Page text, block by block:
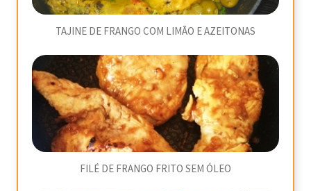
TAJINE DE FRANGO COM LIMÃO E AZEITONAS
FILÉ DE FRANGO FRITO SEM ÓLEO